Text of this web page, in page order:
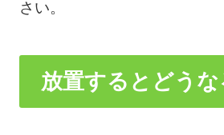
さい。
放置するとどうな